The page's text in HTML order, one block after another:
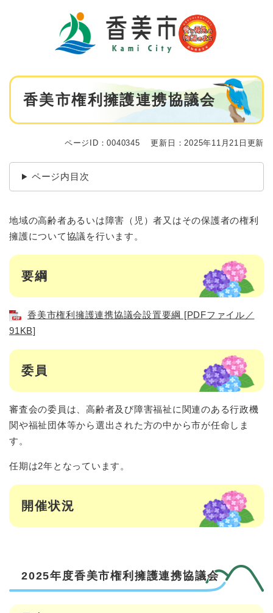
本
香美市権利擁護連携協議会
ページID：0040345 更新日：2025年11月21日更新
ページ内目次
地域の高齢者あるいは障害（児）者又はその保護者の権利
擁護について協議を行います。
要綱
香美市権利擁護連携協議会設置要綱 [PDFファイル／
91KB]
委員
審査会の委員は、高齢者及び障害福祉に関連のある行政機
関や福祉団体等から選出された方の中から市が任命しま
す。
任期は2年となっています。
開催状況
2025年度香美市権利擁護連携協議会